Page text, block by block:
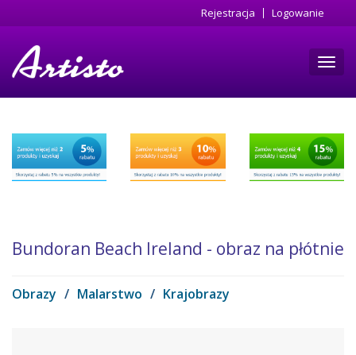
do
Rejestracja Logowanie
Bundoran Beach Ireland - obraz na płótnie
Obrazy / Malarstwo / Krajobrazy